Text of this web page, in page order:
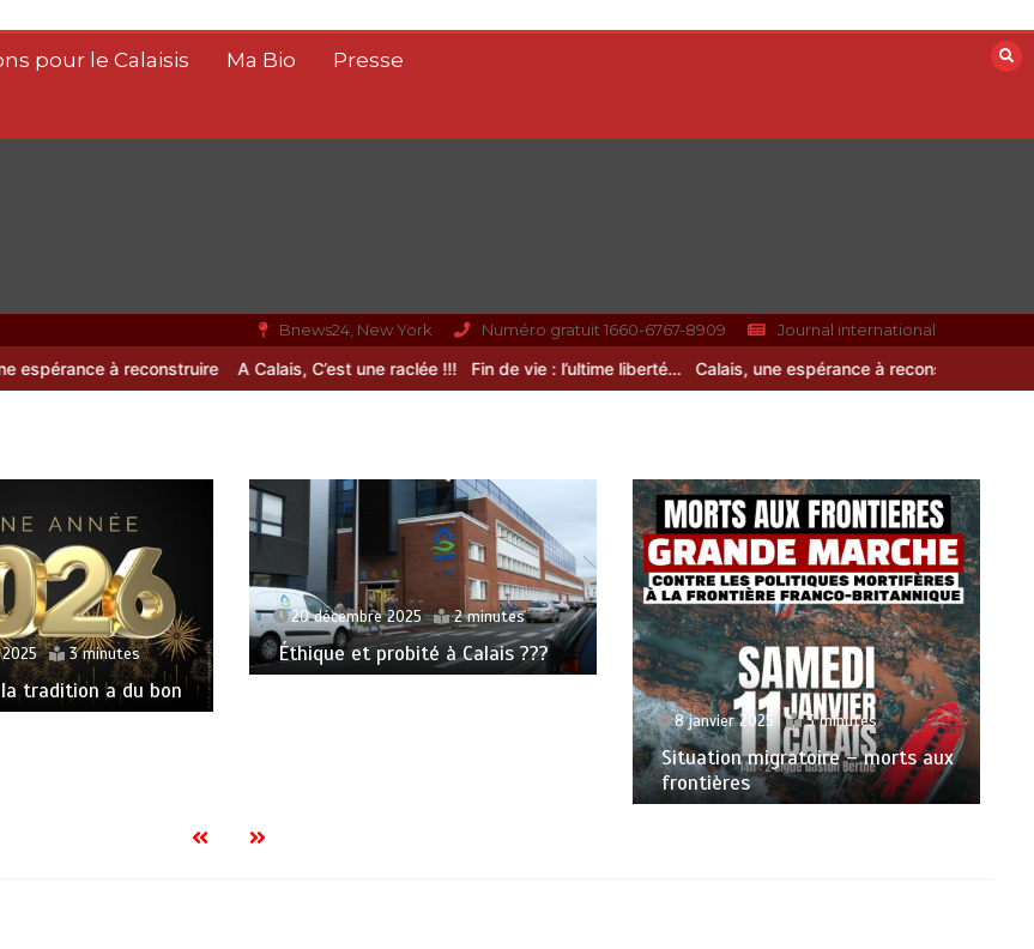
pour le Calaisis Ma Bio Presse
Bnews24, New York Numéro gratuit 1660-6767-8909 Journal international
à reconstruire A Calais, C’est une raclée !!! Fin de vie : l’ultime liberté… Calais, une espérance à reconstruire
3 minutes
tradition a du bon
20 décembre 2025 2 minutes
Éthique et probité à Calais ???
8 janvier 2025 3 minutes
Situation migratoire – morts aux
frontières